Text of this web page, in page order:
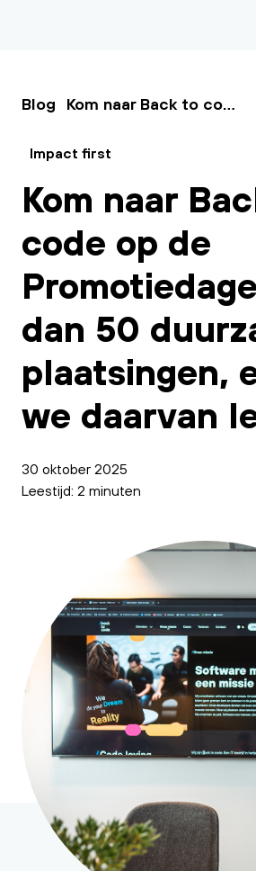
Blog Kom naar Back to code op de Promotiedagen: meer dan 50 duurzame plaatsingen, en wat we daarvan leerden
Impact first
Kom naar
code op de
dan 50
plaatsingen,
we daarvan
30 oktober 2025
Leestijd: 2 minuten